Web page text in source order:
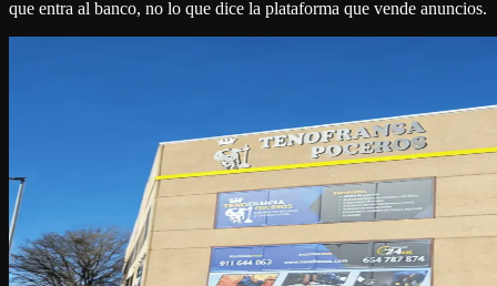
que entra al banco, no lo que dice la plataforma que vende anuncios.